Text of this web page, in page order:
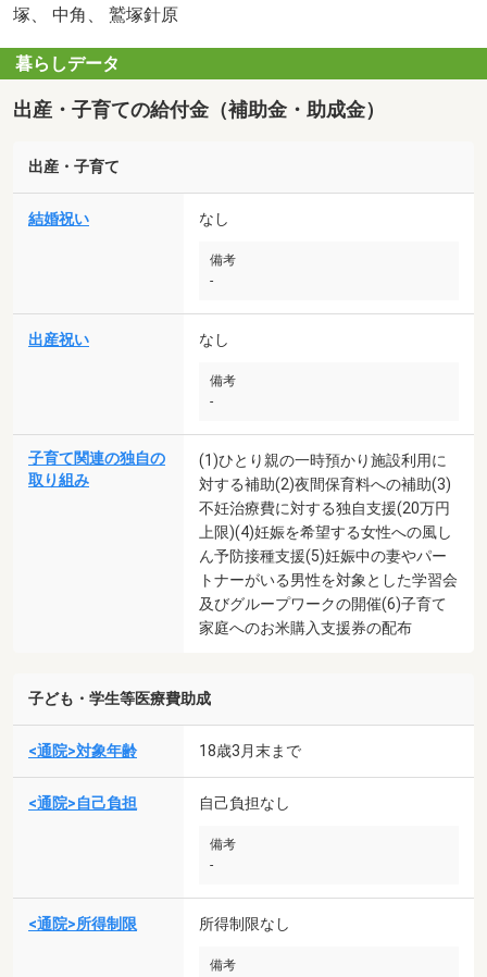
塚、 中角、 鷲塚針原
暮らしデータ
出産・子育ての給付金（補助金・助成金）
出産・子育て
結婚祝い なし
備考
-
出産祝い なし
備考
-
子育て関連の独自の
取り組み
(1)ひとり親の一時預かり施設利用に
対する補助(2)夜間保育料への補助(3)
不妊治療費に対する独自支援(20万円
上限)(4)妊娠を希望する女性への風し
ん予防接種支援(5)妊娠中の妻やパー
トナーがいる男性を対象とした学習会
及びグループワークの開催(6)子育て
家庭へのお米購入支援券の配布
子ども・学生等医療費助成
<通院>対象年齢 18歳3月末まで
<通院>自己負担 自己負担なし
備考
-
<通院>所得制限 所得制限なし
備考